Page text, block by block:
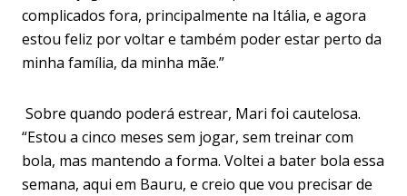
complicados fora, principalmente na Itália, e agora
estou feliz por voltar e também poder estar perto da
minha família, da minha mãe.”
Sobre quando poderá estrear, Mari foi cautelosa.
“Estou a cinco meses sem jogar, sem treinar com
bola, mas mantendo a forma. Voltei a bater bola essa
semana, aqui em Bauru, e creio que vou precisar de